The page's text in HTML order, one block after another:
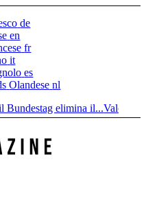
de
en
fr
it
es
Olandese nl
elimina il...Valore